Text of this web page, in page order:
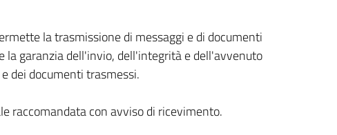
la trasmissione di messaggi e di documenti
garanzia dell'invio, dell'integrità e dell'avvenuto
dei documenti trasmessi.
raccomandata con avviso di ricevimento.